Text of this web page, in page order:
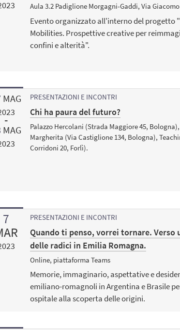
Aula 3.2 Padiglione Morgagni-Gaddi, Via
Evento organizzato all'interno del progetto
Mobilities. Prospettive creative per
confini e alterità".
MAG
MAG
PRESENTAZIONI E INCONTRI
Chi ha paura del futuro?
Palazzo Hercolani (Strada Maggiore 45,
Margherita (Via Castiglione 134, Bologna),
Corridoni 20, Forlì).
7
PRESENTAZIONI E INCONTRI
Quando ti penso, vorrei tornare. Verso
delle radici in Emilia Romagna.
Online, piattaforma Teams
Memorie, immaginario, aspettative e
emiliano-romagnoli in Argentina e Brasile
ospitale alla scoperta delle origini.